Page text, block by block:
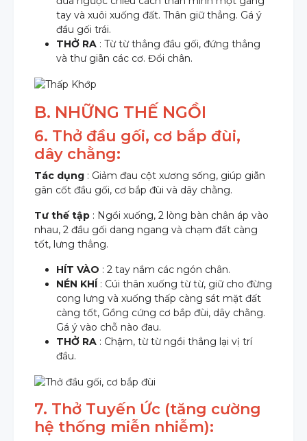
tay và xuôi xuống đất. Thân giữ thẳng. Gá ý
đầu gối trái.
THỞ RA : Từ từ thẳng đầu gối, đứng thẳng
và thư giãn các cơ. Đổi chân.
B. NHỮNG THẾ NGỒI
6. Thở đầu gối, cơ bắp đùi,
dây chằng:
Tác dụng : Giảm đau cột xương sống, giúp giãn
gân cốt đầu gối, cơ bắp đùi và dây chằng.
Tư thế tập : Ngồi xuống, 2 lòng bàn chân áp vào
nhau, 2 đầu gối dang ngang và chạm đất càng
tốt, lưng thẳng.
HÍT VÀO : 2 tay nắm các ngón chân.
NÉN KHÍ : Cúi thân xuống từ từ, giữ cho đừng
cong lưng và xuống thấp càng sát mặt đất
càng tốt, Gồng cứng cơ bắp đùi, dây chằng.
Gá ý vào chỗ nào đau.
THỞ RA : Chậm, từ từ ngồi thẳng lại vị trí
đầu.
7. Thở Tuyến Ức (tăng cường
hệ thống miễn nhiễm):